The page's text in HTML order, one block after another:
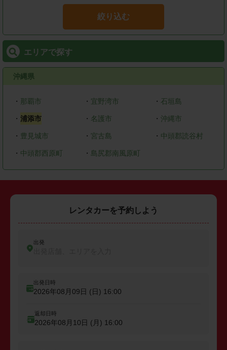
絞り込む
エリアで探す
沖縄県
・ 那覇市 ・ 宜野湾市 ・ 石垣島
・ 浦添市 ・ 名護市 ・沖縄市
・ 豊見城市 ・ 宮古島 ・ 中頭郡読谷村
・ 中頭郡西原町 ・ 島尻郡南風原町
レンタカーを予約しよう
出発
出発日時
2026年08月09日 (日) 16:00
返却日時
2026年08月10日 (月) 16:00